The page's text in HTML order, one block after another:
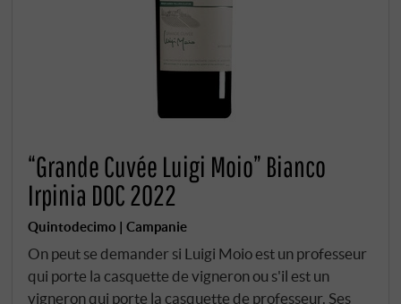
“Grande Cuvée Luigi Moio” Bianco
Irpinia DOC 2022
Quintodecimo | Campanie
On peut se demander si Luigi Moio est un professeur
qui porte la casquette de vigneron ou s'il est un
vigneron qui porte la casquette de professeur. Ses